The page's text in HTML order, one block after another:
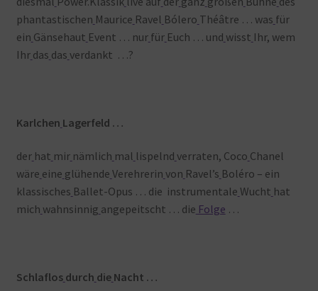
phantastischen Maurice Ravel Bólero Théâtre … was für
ein Gänsehaut Event … nur für Euch … und wisst Ihr, wem
Ihr das das verdankt …?
Karlchen Lagerfeld …
der hat mir nämlich mal lispelnd verraten, Coco Chanel
wäre eine glühende Verehrerin von Ravel’s Boléro – ein
klassisches Ballet-Opus … die instrumentale Wucht hat
mich wahnsinnig angepeitscht … die Folge …
Schlaflos durch die Nacht …